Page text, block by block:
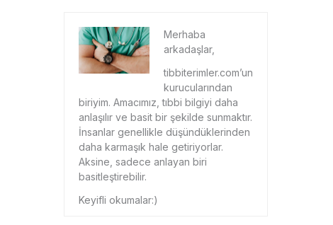
Merhaba
arkadaşlar,
tibbiterimler.com’un
kurucularından
biriyim. Amacımız, tıbbi bilgiyi daha
anlaşılır ve basit bir şekilde sunmaktır.
İnsanlar genellikle düşündüklerinden
daha karmaşık hale getiriyorlar.
Aksine, sadece anlayan biri
basitleştirebilir.
Keyifli okumalar:)